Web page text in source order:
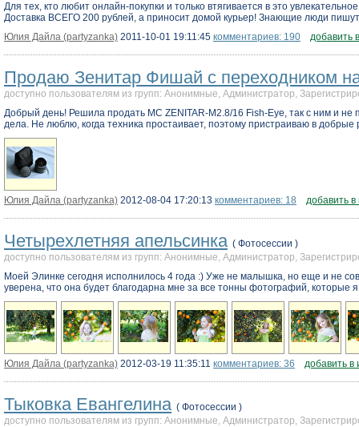
Для тех, кто любит онлайн-покупки и только втягивается в это
Доставка ВСЕГО 200 рублей, а приносит домой курьер! Знающие люди пишут,
Юлия Дайла (partyzanka) 2011-10-01 19:11:45 комментариев: 190 добавить
Продаю Зенитар Фишай с переходником
доступно пользователям из групп: Анонимные, Администратор,
Добрый день! Решила продать MC ZENITAR-M2.8/16 Fish-Eye, так с ним и
дела. Не люблю, когда техника простаивает, поэтому пристраиваю в
Юлия Дайла (partyzanka) 2012-08-04 17:20:13 комментариев: 18 добавить
Четырехлетняя апельсинка ( Фотосессии )
доступно пользователям из групп: Анонимные, Администратор,
Моей Элинке сегодня исполнилось 4 года :) Уже не малышка, но еще и не
уверена, что она будет благодарна мне за все тонны фотографий,
Юлия Дайла (partyzanka) 2012-03-19 11:35:11 комментариев: 36 добавить в
Тыковка Евангелина ( Фотосессии )
доступно пользователям из групп: Анонимные, Администратор,